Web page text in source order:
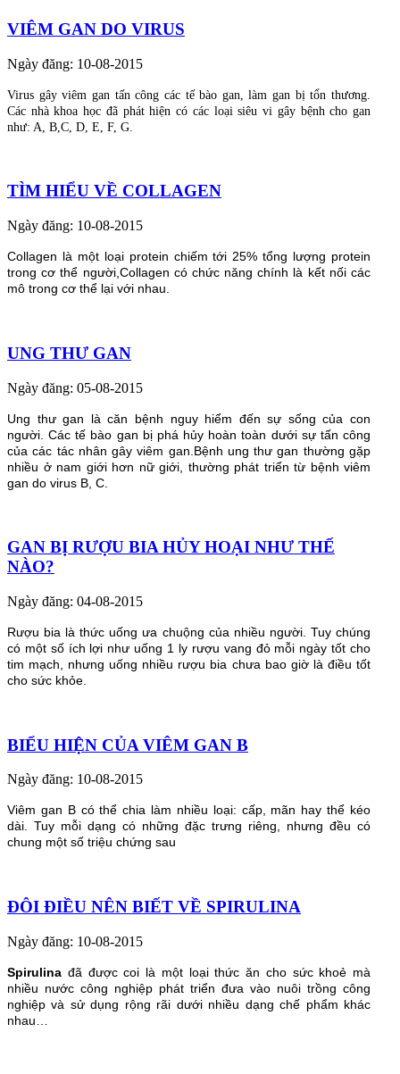
VIÊM GAN DO VIRUS
Ngày đăng: 10-08-2015
Virus gây viêm gan tấn công các tế bào gan, làm gan bị tổn thương.
Các nhà khoa học đã phát hiện có các loại siêu vi gây bệnh cho gan
như: A, B,C, D, E, F, G.
TÌM HIỂU VỀ COLLAGEN
Ngày đăng: 10-08-2015
Collagen là một loại protein chiếm tới 25% tổng lượng protein
trong cơ thể người,Collagen có chức năng chính là kết nối các
mô trong cơ thể lại với nhau.
UNG THƯ GAN
Ngày đăng: 05-08-2015
Ung thư gan là căn bệnh nguy hiểm đến sự sống của con
người. Các tế bào gan bị phá hủy hoàn toàn dưới sự tấn công
của các tác nhân gây viêm gan.Bệnh ung thư gan thường gặp
nhiều ở nam giới hơn nữ giới, thường phát triển từ bệnh viêm
gan do virus B, C.
GAN BỊ RƯỢU BIA HỦY HOẠI NHƯ THẾ
NÀO?
Ngày đăng: 04-08-2015
Rượu bia là thức uống ưa chuộng của nhiều người. Tuy chúng
có một số ích lợi như uống 1 ly rượu vang đỏ mỗi ngày tốt cho
tim mạch, nhưng uống nhiều rượu bia chưa bao giờ là điều tốt
cho sức khỏe.
BIỂU HIỆN CỦA VIÊM GAN B
Ngày đăng: 10-08-2015
Viêm gan B có thể chia làm nhiều loại: cấp, mãn hay thể kéo
dài. Tuy mỗi dạng có những đặc trưng riêng, nhưng đều có
chung một số triệu chứng sau
ĐÔI ĐIỀU NÊN BIẾT VỀ SPIRULINA
Ngày đăng: 10-08-2015
Spirulina đã được coi là một loại thức ăn cho sức khoẻ mà
nhiều nước công nghiệp phát triển đưa vào nuôi trồng công
nghiệp và sử dụng rộng rãi dưới nhiều dạng chế phẩm khác
nhau…